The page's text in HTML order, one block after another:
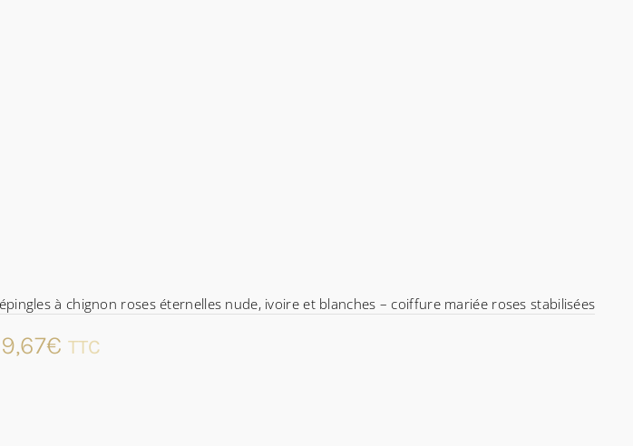
à chignon roses éternelles nude, ivoire et blanches – coiffure mariée roses stabilisées
€ TTC